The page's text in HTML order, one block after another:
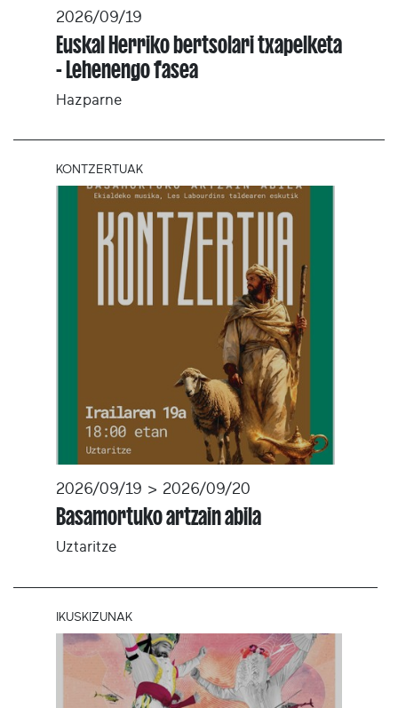
2026/09/19
Euskal Herriko bertsolari txapelketa
- Lehenengo fasea
Hazparne
KONTZERTUAK
2026/09/19 > 2026/09/20
Basamortuko artzain abila
Uztaritze
IKUSKIZUNAK